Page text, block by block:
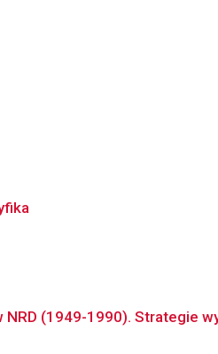
(1949-1990). Strategie